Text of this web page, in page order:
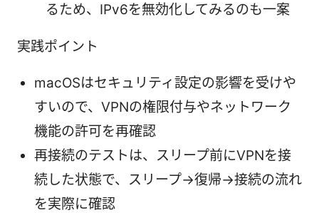
るため、IPv6を無効化してみるのも一案
実践ポイント
macOSはセキュリティ設定の影響を受けや
すいので、VPNの権限付与やネットワーク
機能の許可を再確認
再接続のテストは、スリープ前にVPNを接
続した状態で、スリープ→復帰→接続の流れ
を実際に確認